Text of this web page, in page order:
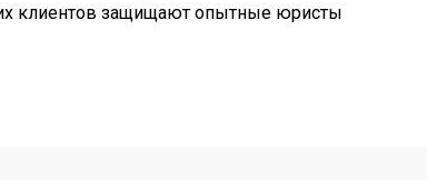
клиентов защищают опытные юристы